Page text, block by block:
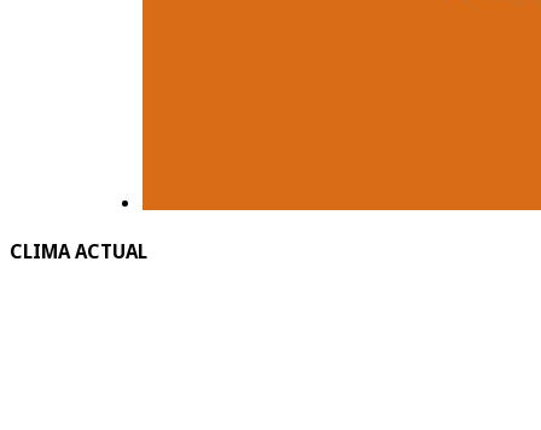
CLIMA ACTUAL